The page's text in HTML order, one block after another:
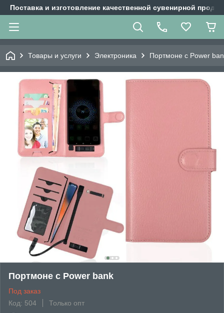
Поставка и изготовление качественной сувенирной
Товары и услуги Электроника Портмоне с Power
Портмоне с Power bank
Под заказ
Код: 504
Только опт